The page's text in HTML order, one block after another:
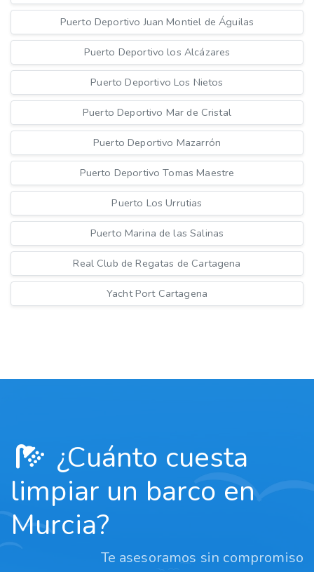
Puerto Deportivo Juan Montiel de Águilas
Puerto Deportivo los Alcázares
Puerto Deportivo Los Nietos
Puerto Deportivo Mar de Cristal
Puerto Deportivo Mazarrón
Puerto Deportivo Tomas Maestre
Puerto Los Urrutias
Puerto Marina de las Salinas
Real Club de Regatas de Cartagena
Yacht Port Cartagena
¿Cuánto cuesta
limpiar un barco en
Murcia?
Te asesoramos sin compromiso